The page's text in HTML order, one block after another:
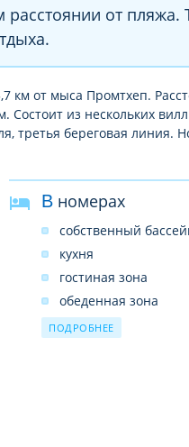
от пляжа.
км от мыса Промтхеп.
Состоит из нескольких
третья береговая линия.
В номерах
собственный
кухня
гостиная зона
обеденная зона
кондиционер
ПОДРОБНЕЕ